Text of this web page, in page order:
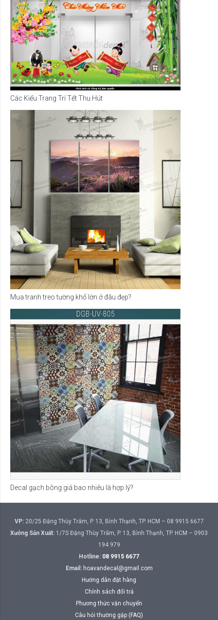
Các Kiểu Trang Trí Tết Thu Hút
Mua tranh treo tường khổ lớn ở đâu đẹp?
Decal gạch bông giá bao nhiêu là hợp lý?
VP:20/25 Đặng Thùy Trâm, P. 13, Bình Thạnh, TP. HCM – 08 9915 6677
Xưởng Sản Xuất: 1/7S Đặng Thùy Trâm, P. 13, Bình Thạnh, TP. HCM – 0903
194 979
Hotline: 08 9915 6677
Email: hoavandecal@gmail.com
Hướng dẫn đặt hàng
Chính sách đổi trả
Phương thức vận chuyển
Câu hỏi thường gặp (FAQ)